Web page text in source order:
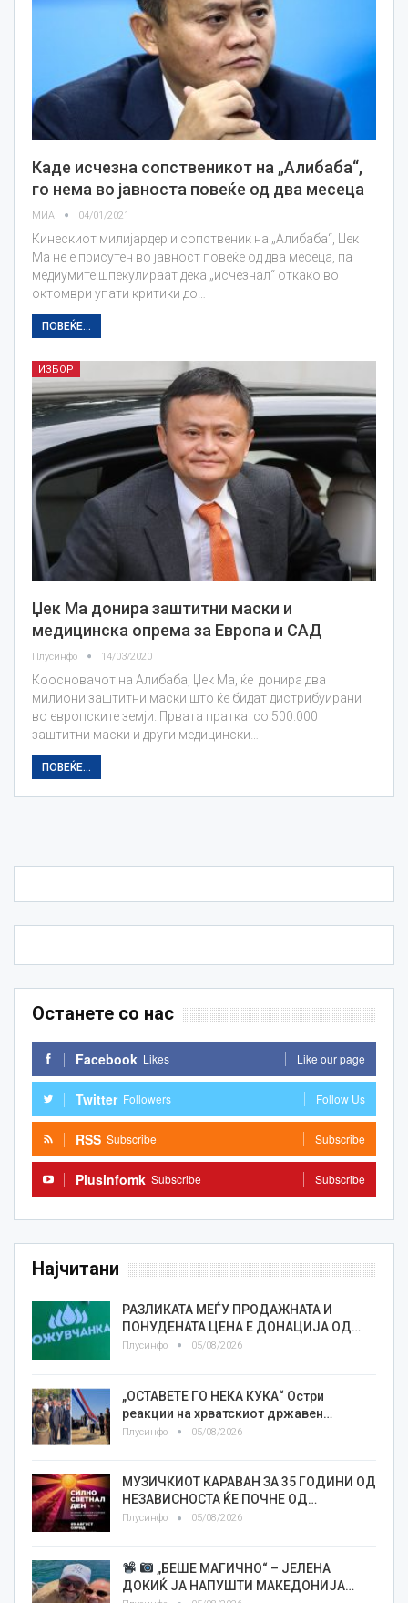
Каде исчезна сопственикот на „Алибаба“,
го нема во јавноста повеќе од два месеца
МИА 04/01/2021
Кинескиот милијардер и сопственик на „Алибаба“, Џек
Ма не е присутен во јавност повеќе од два месеца, па
медиумите шпекулираат дека „исчезнал“ откако во
октомври упати критики до…
ПОВЕЌЕ...
ИЗБОР
Џек Ма донира заштитни маски и
медицинска опрема за Европа и САД
Плусинфо 14/03/2020
Коосновачот на Алибаба, Џек Ма, ќе донира два
милиони заштитни маски што ќе бидат дистрибуирани
во европските земји. Првата пратка со 500.000
заштитни маски и други медицински…
ПОВЕЌЕ...
Останете со нас
Facebook Likes Like our page
Twitter Followers Follow Us
RSS Subscribe Subscribe
Plusinfomk Subscribe Subscribe
Најчитани
РАЗЛИКАТА МЕЃУ ПРОДАЖНАТА И
ПОНУДЕНАТА ЦЕНА Е ДОНАЦИЈА ОД…
Плусинфо 05/08/2026
„ОСТАВЕТЕ ГО НЕКА КУКА“ Остри
реакции на хрватскиот државен…
Плусинфо 05/08/2026
МУЗИЧКИОТ КАРАВАН ЗА 35 ГОДИНИ ОД
НЕЗАВИСНОСТА ЌЕ ПОЧНЕ ОД…
Плусинфо 05/08/2026
„БЕШЕ МАГИЧНО“ – ЈЕЛЕНА
ДОКИЌ ЈА НАПУШТИ МАКЕДОНИЈА…